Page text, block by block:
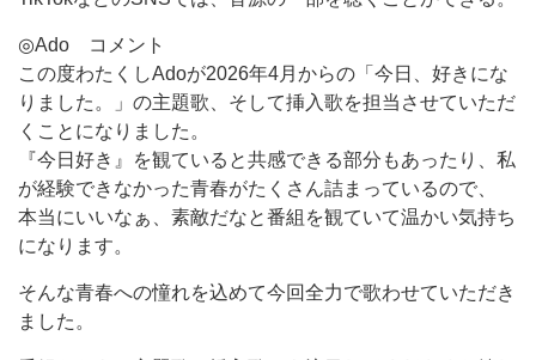
◎Ado コメント
この度わたくしAdoが2026年4月からの「今日、好きにな
りました。」の主題歌、そして挿入歌を担当させていただ
くことになりました。
『今日好き』を観ていると共感できる部分もあったり、私
が経験できなかった青春がたくさん詰まっているので、
本当にいいなぁ、素敵だなと番組を観ていて温かい気持ち
になります。
そんな青春への憧れを込めて今回全力で歌わせていただき
ました。